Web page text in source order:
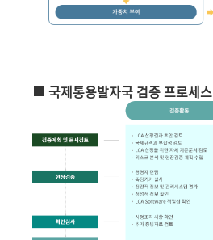
국제통용발자국 검증 프로세스